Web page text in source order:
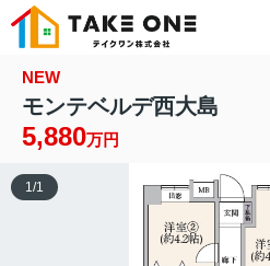
NEW
モンテベルデ西大島
5,880万円
1/1